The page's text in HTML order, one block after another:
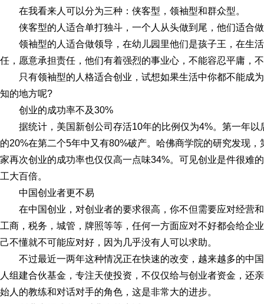
在我看来人可以分为三种：侠客型，领袖型和群众型。
侠客型的人适合单打独斗，一个人从头做到尾，他们适合
领袖型的人适合做领导，在幼儿园里他们是孩子王，在生
任，愿意承担责任，他们有着强烈的事业心，不能容忍平庸，
只有领袖型的人格适合创业，试想如果生活中你都不能成
知的地方呢?
创业的成功率不及30%
据统计，美国新创公司存活10年的比例仅为4%。第一年
的20%在第二个5年中又有80%破产。哈佛商学院的研究发现
家再次创业的成功率也仅仅高一点味34%。可见创业是件很难
工大百倍。
中国创业者更不易
在中国创业，对创业者的要求很高，你不但需要应对经营
工商，税务，城管，牌照等等，任何一方面应对不好都会给企
己不懂就不可能应对好，因为几乎没有人可以求助。
不过最近一两年这种情况正在快速的改变，越来越多的中
人组建合伙基金，专注天使投资，不仅仅给与创业者资金，还
始人的教练和对话对手的角色，这是非常大的进步。